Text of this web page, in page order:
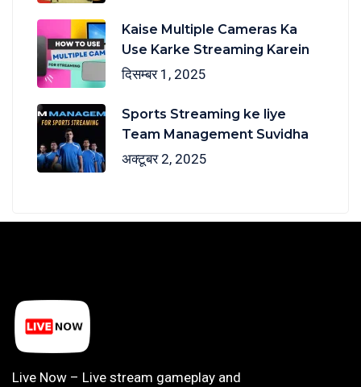
Kaise Multiple Cameras Ka
Use Karke Streaming Karein
दिसम्बर 1, 2025
Sports Streaming ke liye
Team Management Suvidha
अक्टूबर 2, 2025
Live Now – Live stream gameplay and